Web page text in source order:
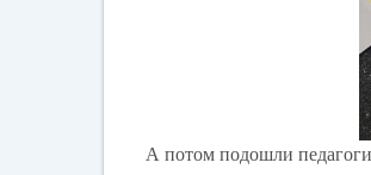
А потом подошли